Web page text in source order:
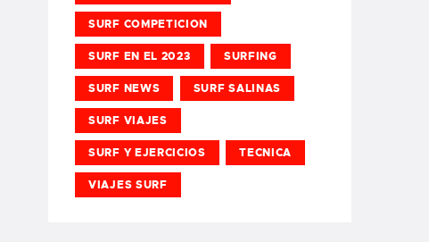
SURF COMPETICION
SURF EN EL 2023 SURFING
SURF NEWS SURF SALINAS
SURF VIAJES
SURF Y EJERCICIOS TECNICA
VIAJES SURF